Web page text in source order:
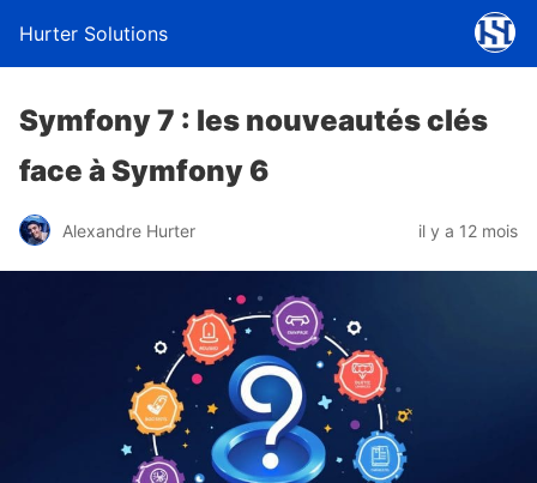
Hurter Solutions
Symfony 7 : les nouveautés clés
face à Symfony 6
Alexandre Hurter il y a 12 mois